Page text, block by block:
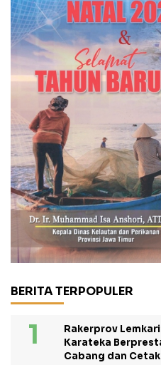
BERITA TERPOPULER
Rakerprov
Karateka
Cabang dan